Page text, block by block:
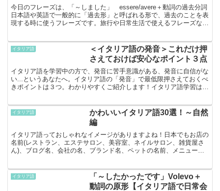
になる！フレーズ学習】
今日のフレーズは、「～しました」 essere/avere＋動詞の過去分詞
日本語や英語で一般的に「過去形」と呼ばれる形で、過去のことを表
現する時に使うフレーズです。旅行や日常生活で使えるフレーズなの
イタリア語
＜イタリア語の発音＞これだけ押
さえておけば安心なポイント３点
イタリア語を学習中の方で、発音に苦手意識がある、発音に自信がな
い...というあなたへ。イタリア語の「発音」で最低限押さえておくべ
きポイントは３つ。わかりやすくご紹介します！イタリア語学習は趣
イタリア語
かわいいイタリア語30選！～自然
編
イタリア語っておしゃれなイメージがありますよね！日本でもお店の
名前(レストラン、エステサロン、美容室、ネイルサロン、雑貨屋さ
ん)、ブログ名、会社の名、ブランド名、ペットの名前、メニュー名
イタリア語
「～したかったです」Volevo＋
動詞の原形【イタリア語で日常会